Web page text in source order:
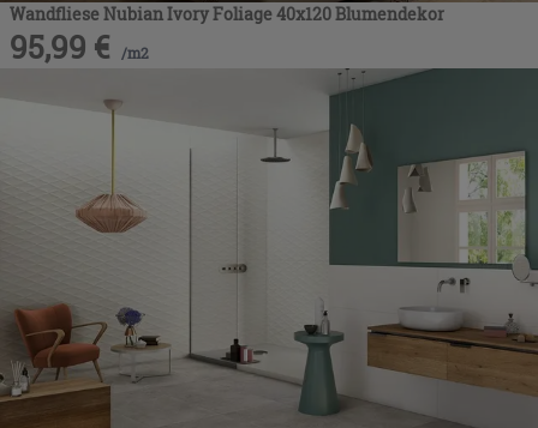
Wandfliese Nubian Ivory Foliage 40x120 Blumendekor
95,99 € /m2